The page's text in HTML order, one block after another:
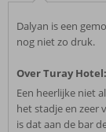
Dalyan is een
nog niet zo druk.
Over Turay Hotel:
Een heerlijke niet
het stadje en zeer
is dat aan de bar